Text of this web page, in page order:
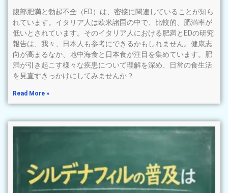
腹部肥満と勃起不全（ED）は、密接に関連していることが知ら
れています。イタリア人は欧米諸国の中で、比較的、肥満率が
低いとされています。そのイタリア人における肥満とEDの研究
報告は、我々、日本人も参考にできるかもしれません。健康志
向が高まるなか、地中海食と日本食が注目を集めています。肥
満が引き起こす様々な疾患について理解を深め、日常の食生活
を見直すきっかけにしてみませんか？
Read More »